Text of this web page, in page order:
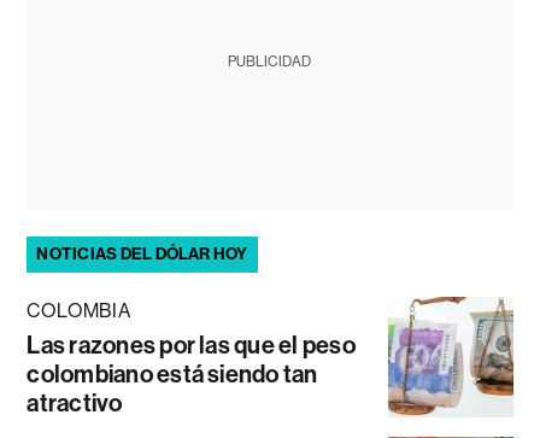
PUBLICIDAD
NOTICIAS DEL DÓLAR HOY
COLOMBIA
Las razones por las que el peso
colombiano está siendo tan
atractivo